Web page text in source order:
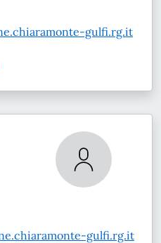
gulfi.rg.it
gulfi.rg.it